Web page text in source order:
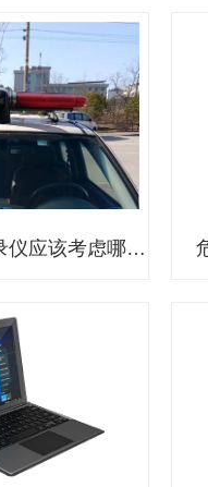
选择执法记录仪应该考虑哪些因素？